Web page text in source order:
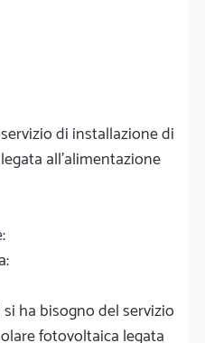
di installazione di
all'alimentazione
ha bisogno del servizio
fotovoltaica legata